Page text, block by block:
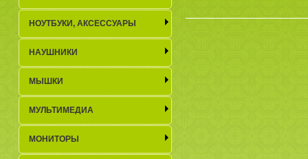
НОУТБУКИ, АКСЕСCУАРЫ
НАУШНИКИ
МЫШКИ
МУЛЬТИМЕДИА
МОНИТОРЫ